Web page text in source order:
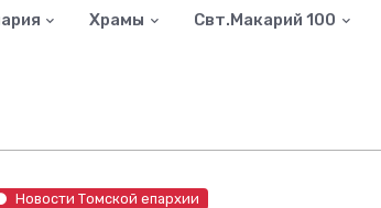
Храмы Свт.Макарий 100
Новости Томской епархии